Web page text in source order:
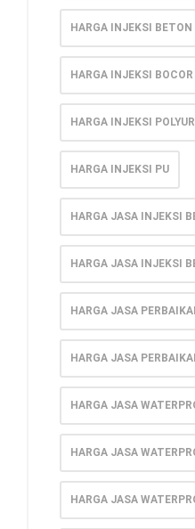
HARGA INJEKSI
HARGA INJEKSI BOCOR
HARGA INJEKSI
HARGA INJEKSI PU
HARGA JASA INJEKSI
HARGA JASA INJEKSI
HARGA JASA
HARGA JASA
HARGA JASA
HARGA JASA
HARGA JASA